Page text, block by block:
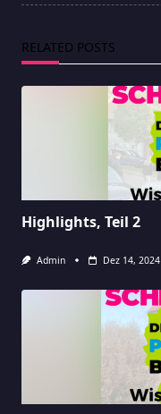
RELATED POSTS
Highlights, Teil 2
Admin Dez 14, 2024